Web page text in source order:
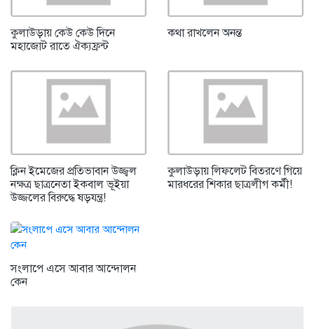
কুলাউড়ায় কেউ কেউ দিনে
মহাজোট রাতে ঐক্যফ্রন্ট
কথা রাখলেন অনন্ত
ক্লিন ইমেজের প্রতিভাবান উজ্জ্বল
নক্ষত্র ছাত্রনেতা ইকবাল ভূইয়া
উজ্জলের বিরুদ্ধে ষড়যন্ত্র!
কুলাউড়ায় লিফলেট বিতরণে গিয়ে
মারধরের শিকার ছাত্রলীগ কর্মী!
সংলাপে এসে আবার আন্দোলন
কেন